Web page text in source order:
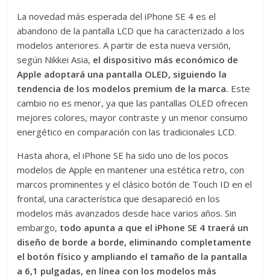
La novedad más esperada del iPhone SE 4 es el
abandono de la pantalla LCD que ha caracterizado a los
modelos anteriores. A partir de esta nueva versión,
según Nikkei Asia, el dispositivo más económico de
Apple adoptará una pantalla OLED, siguiendo la
tendencia de los modelos premium de la marca. Este
cambio no es menor, ya que las pantallas OLED ofrecen
mejores colores, mayor contraste y un menor consumo
energético en comparación con las tradicionales LCD.
Hasta ahora, el iPhone SE ha sido uno de los pocos
modelos de Apple en mantener una estética retro, con
marcos prominentes y el clásico botón de Touch ID en el
frontal, una característica que desapareció en los
modelos más avanzados desde hace varios años. Sin
embargo, todo apunta a que el iPhone SE 4 traerá un
diseño de borde a borde, eliminando completamente
el botón físico y ampliando el tamaño de la pantalla
a 6,1 pulgadas, en línea con los modelos más